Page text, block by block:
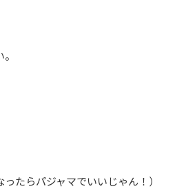
ったらパジャマでいいじゃん！）